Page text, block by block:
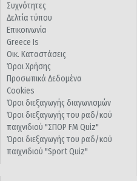
Συχνότητες
Δελτία τύπου
Επικοινωνία
Greece Is
Οικ. Καταστάσεις
Όροι Χρήσης
Προσωπικά Δεδομένα
Cookies
Όροι διεξαγωγής διαγωνισμών
Όροι διεξαγωγής του ραδ/κού
παιχνιδιού "ΣΠΟΡ FM Quiz"
Όροι διεξαγωγής του ραδ/κού
παιχνιδιού "Sport Quiz"